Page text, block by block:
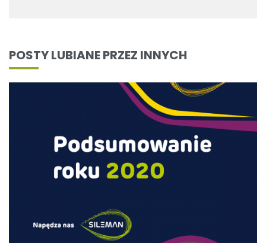
POSTY LUBIANE PRZEZ INNYCH